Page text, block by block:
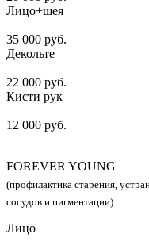
Лицо+шея
35 000 руб.
Декольте
22 000 руб.
Кисти рук
12 000 руб.
FOREVER YOUNG
(профилактика старения,
сосудов и пигментации)
Лицо